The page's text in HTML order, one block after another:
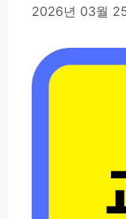
2026년 03월